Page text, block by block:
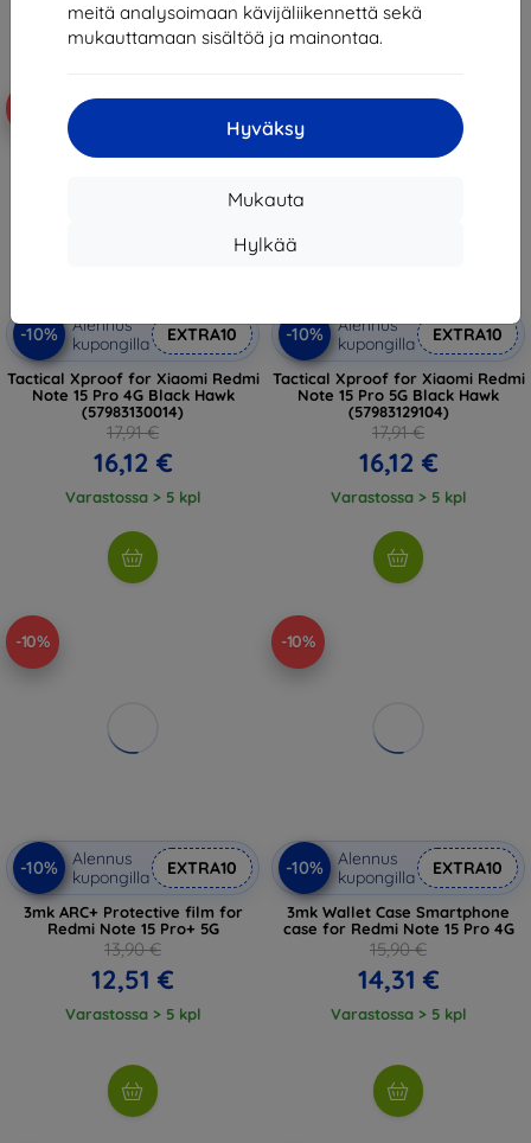
meitä analysoimaan kävijäliikennettä sekä
mukauttamaan sisältöä ja mainontaa.
Hyväksy
Mukauta
Hylkää
-10%
Alennus
kupongilla
EXTRA10
Tactical Xproof for Xiaomi Redmi
Note 15 Pro 4G Black Hawk
(57983130014)
17,91 €
16,12 €
Varastossa > 5 kpl
-10%
Alennus
kupongilla
EXTRA10
Tactical Xproof for Xiaomi Redmi
Note 15 Pro 5G Black Hawk
(57983129104)
17,91 €
16,12 €
Varastossa > 5 kpl
-10%
-10%
Alennus
kupongilla
EXTRA10
3mk ARC+ Protective film for
Redmi Note 15 Pro+ 5G
13,90 €
12,51 €
Varastossa > 5 kpl
-10%
-10%
Alennus
kupongilla
EXTRA10
3mk Wallet Case Smartphone
case for Redmi Note 15 Pro 4G
15,90 €
14,31 €
Varastossa > 5 kpl